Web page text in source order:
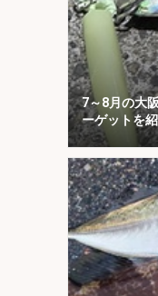
7～8月の大
ーゲットを